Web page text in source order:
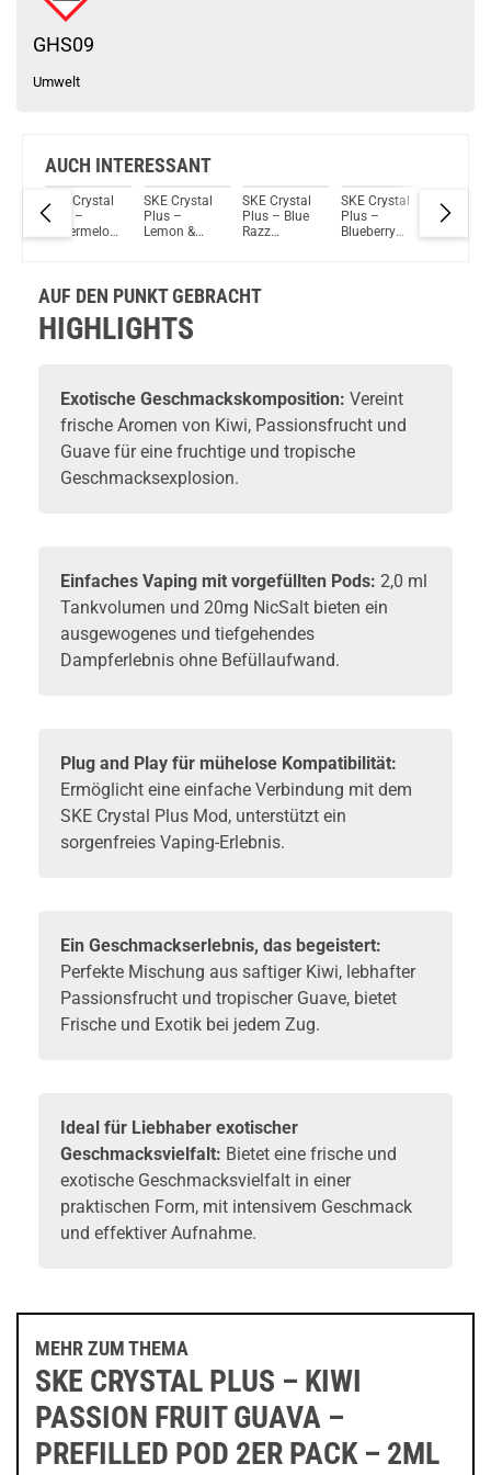
GHS09
Umwelt
AUCH INTERESSANT
SKE Crystal
Plus –
Watermelon
2ml 20mg
SKE Crystal
Plus –
Lemon &
2ml 20mg
SKE Crystal
Plus – Blue
Razz
2ml 20mg
SKE Crystal
Plus –
Blueberry
SKE
Plus
AUF DEN PUNKT GEBRACHT
HIGHLIGHTS
Exotische Geschmackskomposition: Vereint
frische Aromen von Kiwi, Passionsfrucht und
Guave für eine fruchtige und tropische
Geschmacksexplosion.
Einfaches Vaping mit vorgefüllten Pods: 2,0 ml
Tankvolumen und 20mg NicSalt bieten ein
ausgewogenes und tiefgehendes
Dampferlebnis ohne Befüllaufwand.
Plug and Play für mühelose Kompatibilität:
Ermöglicht eine einfache Verbindung mit dem
SKE Crystal Plus Mod, unterstützt ein
sorgenfreies Vaping-Erlebnis.
Ein Geschmackserlebnis, das begeistert:
Perfekte Mischung aus saftiger Kiwi, lebhafter
Passionsfrucht und tropischer Guave, bietet
Frische und Exotik bei jedem Zug.
Ideal für Liebhaber exotischer
Geschmacksvielfalt: Bietet eine frische und
exotische Geschmacksvielfalt in einer
praktischen Form, mit intensivem Geschmack
und effektiver Aufnahme.
MEHR ZUM THEMA
SKE CRYSTAL PLUS – KIWI
PASSION FRUIT GUAVA –
PREFILLED POD 2ER PACK – 2ML